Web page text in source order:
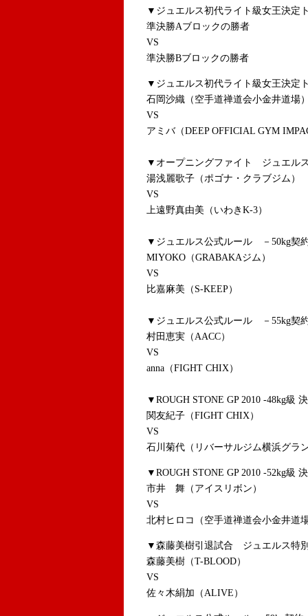
▼ジュエルス初代ライト級女王決定
準決勝Aブロックの勝者
VS
準決勝Bブロックの勝者
▼ジュエルス初代ライト級女王決定
石岡沙織（空手道禅道会小金井道場
VS
アミバ（DEEP OFFICIAL GYM
▼オープニングファイト ジュエル
湯浅麗歌子（ポゴナ・クラブジム）
VS
上遠野真由美（いわきK-3）
▼ジュエルス公式ルール －50kg契
MIYOKO（GRABAKAジム）
VS
比嘉麻美（S-KEEP）
▼ジュエルス公式ルール －55kg契
村田恵実（AACC）
VS
anna（FIGHT CHIX）
▼ROUGH STONE GP 2010 -48kg級
関友紀子（FIGHT CHIX）
VS
石川菊代（リバーサルジム横浜グラ
▼ROUGH STONE GP 2010 -52kg級
市井 舞（アイスリボン）
VS
北村ヒロコ（空手道禅道会小金井道
▼森藤美樹引退試合 ジュエルス特
森藤美樹（T-BLOOD）
VS
佐々木絹加（ALIVE）